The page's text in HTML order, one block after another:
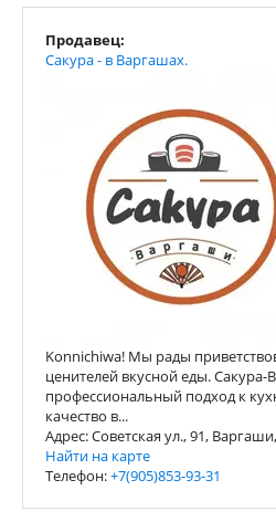
Продавец:
Сакура - в Варгашах.
Konnichiwa! Мы рады
ценителей вкусной еды. Сакура-
профессиональный подход к
качество в...
Адрес: Советская ул., 91, Варгаши,
Найти на карте
Телефон:+7(905)853-93-31